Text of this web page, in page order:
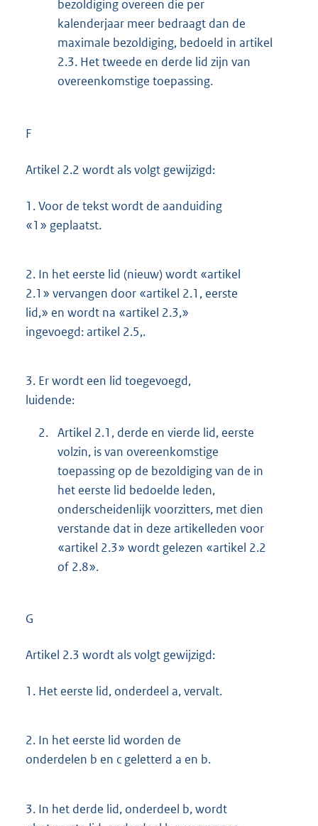
bezoldiging overeen die per
kalenderjaar meer bedraagt dan de
maximale bezoldiging, bedoeld in artikel
2.3. Het tweede en derde lid zijn van
overeenkomstige toepassing.
F
Artikel 2.2 wordt als volgt gewijzigd:
1.Voor de tekst wordt de aanduiding
«1» geplaatst.
2. In het eerste lid (nieuw) wordt «artikel
2.1» vervangen door «artikel 2.1, eerste
lid,» en wordt na «artikel 2.3,»
ingevoegd: artikel 2.5,.
3. Er wordt een lid toegevoegd,
luidende:
2. Artikel 2.1, derde en vierde lid, eerste
volzin, is van overeenkomstige
toepassing op de bezoldiging van de in
het eerste lid bedoelde leden,
onderscheidenlijk voorzitters, met dien
verstande dat in deze artikelleden voor
«artikel 2.3» wordt gelezen «artikel 2.2
of 2.8».
G
Artikel 2.3 wordt als volgt gewijzigd:
1. Het eerste lid, onderdeel a, vervalt.
2. In het eerste lid worden de
onderdelen b en c geletterd a en b.
3. In het derde lid, onderdeel b, wordt